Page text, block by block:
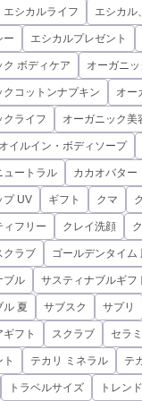
エシカルライフ エシカル
ー エシカルプレゼント
ク ボディケア オーガニ
クコットンナプキン オー
クライフ オーガニック美
オイルイン・ボディソープ
ュートラル カカオバター
プ UV ギフト クマ
ィフリー クレイ洗顔
クラブ ゴールデンタイム
ブル サスティナブルギフ
ル 夏 サブスク サプリ
フト スクラブ セラ
テカリ ミネラル テ
トラベルサイズ トレンド